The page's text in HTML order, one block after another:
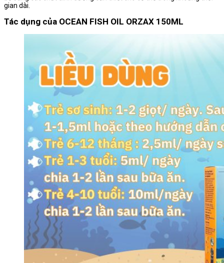
gian dài.
Tác dụng của OCEAN FISH OIL ORZAX 150ML